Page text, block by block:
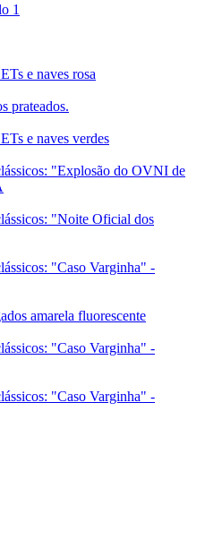
1
e naves rosa
prateados.
e naves verdes
"Explosão do OVNI de
"Noite Oficial dos
"Caso Varginha" -
amarela fluorescente
"Caso Varginha" -
"Caso Varginha" -